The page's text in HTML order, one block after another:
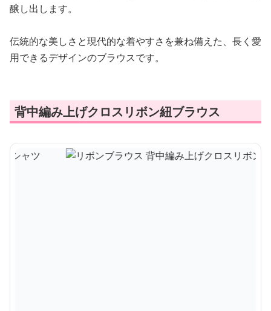
醸し出します。
伝統的な美しさと現代的な着やすさを兼ね備えた、長く愛
用できるデザインのブラウスです。
背中編み上げクロスリボン紐ブラウス